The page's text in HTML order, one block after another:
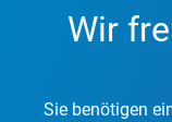
Wir
Sie benötigen